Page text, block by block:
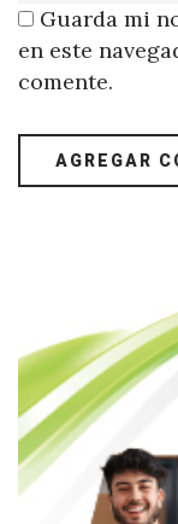
Guarda mi
en este
comente.